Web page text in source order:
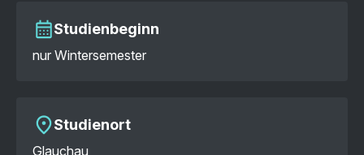
Studienbeginn
nur Wintersemester
Studienort
Glauchau